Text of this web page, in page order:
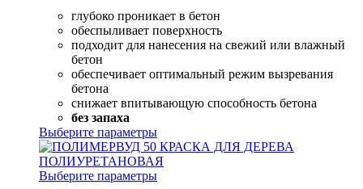
глубоко проникает в бетон
обеспыливает поверхность
подходит для нанесения на свежий или влажный
бетон
обеспечивает оптимальный режим вызревания
бетона
снижает впитывающую способность бетона
без запаха
Выберите параметры
Выберите параметры